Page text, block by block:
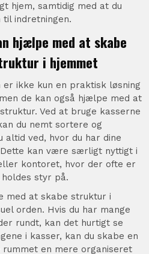
hjem, samtidig med at du
indretningen.
hjælpe med at skabe
i hjemmet
ikke kun en praktisk løsning
de kan også hjælpe med at
Ved at bruge kasserne
du nemt sortere og
altid ved, hvor du har dine
kan være særligt nyttigt i
kontoret, hvor der ofte er
styr på.
med at skabe struktur i
orden. Hvis du har mange
rundt, kan det hurtigt se
i kasser, kan du skabe en
rummet en mere organiseret